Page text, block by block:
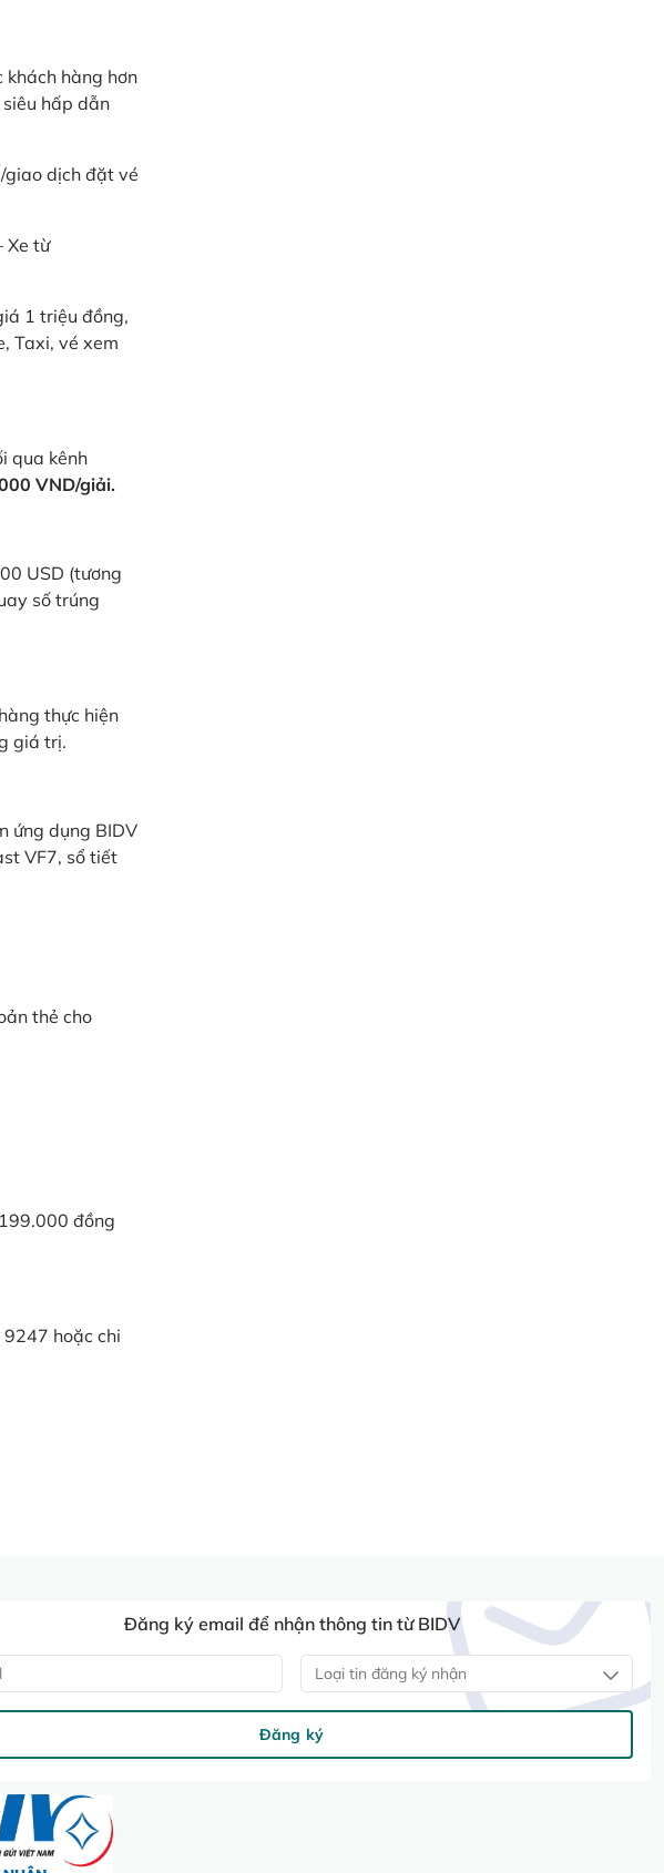
hàng hơn
hấp dẫn
dịch đặt vé
Xe từ
1 triệu đồng,
Taxi, vé xem
qua kênh
VND/giải.
USD (tương
số trúng
thực hiện
giá trị.
ứng dụng BIDV
VF7, sổ tiết
thẻ cho
đồng
hoặc chi
Đăng ký email để nhận thông tin từ BIDV
Loại tin đăng ký nhận
Đăng ký